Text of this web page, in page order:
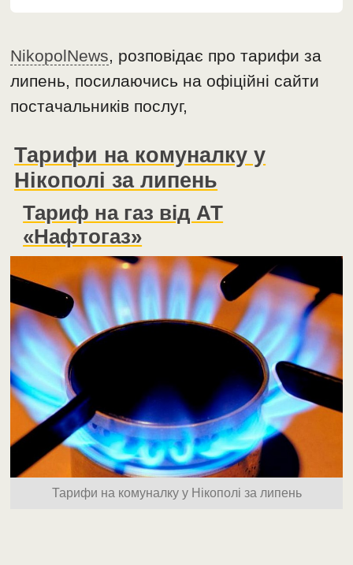
NikopolNews, розповідає про тарифи за
липень, посилаючись на офіційні сайти
постачальників послуг,
Тарифи на комуналку у
Нікополі за липень
Тариф на газ від АТ
«Нафтогаз»
Тарифи на комуналку у Нікополі за липень